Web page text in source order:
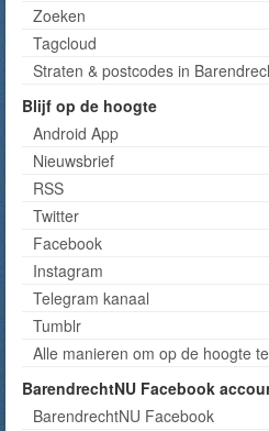
Zoeken
Tagcloud
Straten & postcodes in
Blijf op de hoogte
Android App
Nieuwsbrief
RSS
Twitter
Facebook
Instagram
Telegram kanaal
Tumblr
Alle manieren om op de hoogte
BarendrechtNU Facebook
BarendrechtNU Facebook